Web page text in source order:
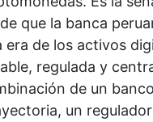
que la banca
era de los activos
regulada y
de un
un